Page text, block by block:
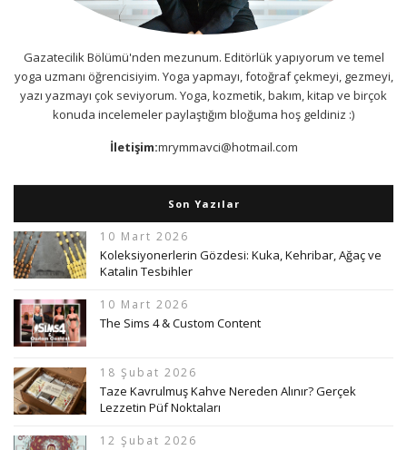
Gazatecilik Bölümü'nden mezunum. Editörlük yapıyorum ve temel
yoga uzmanı öğrencisiyim. Yoga yapmayı, fotoğraf çekmeyi, gezmeyi,
yazı yazmayı çok seviyorum. Yoga, kozmetik, bakım, kitap ve birçok
konuda incelemeler paylaştığım bloğuma hoş geldiniz :)
İletişim:mrymmavci@hotmail.com
Son Yazılar
10 Mart 2026
Koleksiyonerlerin Gözdesi: Kuka, Kehribar, Ağaç ve
Katalin Tesbihler
10 Mart 2026
The Sims 4 & Custom Content
18 Şubat 2026
Taze Kavrulmuş Kahve Nereden Alınır? Gerçek
Lezzetin Püf Noktaları
12 Şubat 2026